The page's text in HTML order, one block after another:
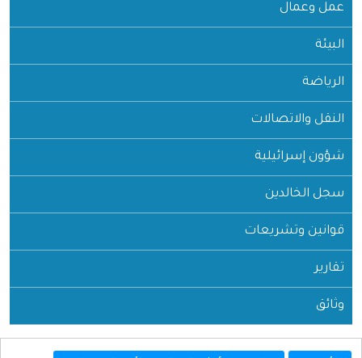
عمل وعمال
البيئة
الرياضة
النقل والاتصالات
شؤون إسرائيلية
سجل الخالدين
قوانين وتشريعات
تقارير
وثائق